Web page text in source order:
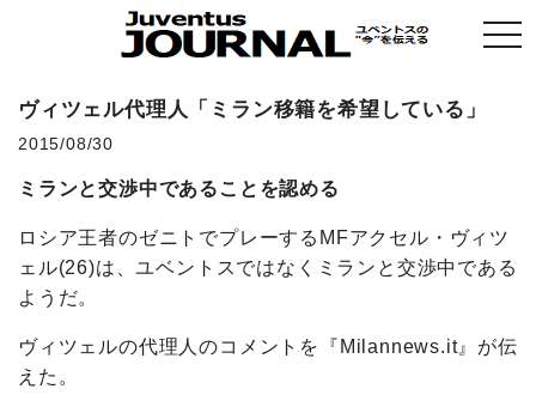
ヴィツェル代理人「ミラン移籍を希望している」
2015/08/30
ミランと交渉中であることを認める
ロシア王者のゼニトでプレーするMFアクセル・ヴィツ
ェル(26)は、ユベントスではなくミランと交渉中である
ようだ。
ヴィツェルの代理人のコメントを『Milannews.it』が伝
えた。